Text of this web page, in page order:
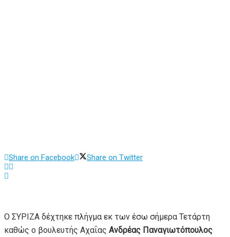
Share on Facebook Share on Twitter
Ο ΣΥΡΙΖΑ δέχτηκε πλήγμα εκ των έσω σήμερα Τετάρτη
καθώς ο βουλευτής Αχαΐας Ανδρέας Παναγιωτόπουλος